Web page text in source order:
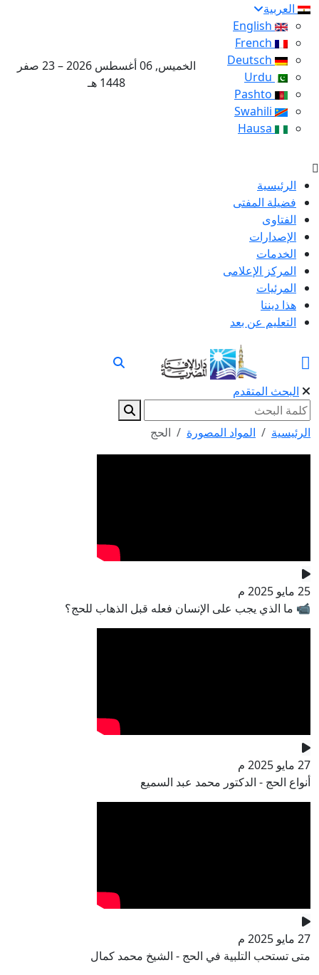
العربية
الخميس, 06 أغسطس 2026 – 23 صفر
1448 هـ
الرئيسية
فضيلة المفتى
الفتاوى
الإصدارات
الخدمات
المركز الإعلامى
المرئيات
هذا ديننا
التعليم عن بعد
البحث المتقدم
الرئيسية المواد المصورة الحج
25 مايو 2025 م
📹 ما الذي يجب على الإنسان فعله قبل الذهاب للحج؟
27 مايو 2025 م
أنواع الحج - الدكتور محمد عبد السميع
27 مايو 2025 م
متى تستحب التلبية في الحج - الشيخ محمد كمال